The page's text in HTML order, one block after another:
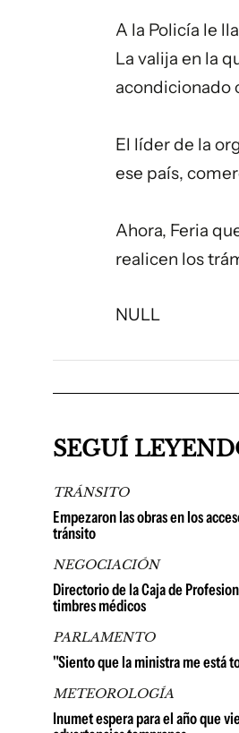
A la Policía le
La valija en la
acondicionado
El líder de la
ese país,
Ahora, Feria
realicen los
NULL
SEGUÍ
TRÁNSITO
Empezaron las obras en los
tránsito
NEGOCIACIÓN
Directorio de la Caja de
timbres médicos
PARLAMENTO
"Siento que la ministra me está
METEOROLOGÍA
Inumet espera para el año que